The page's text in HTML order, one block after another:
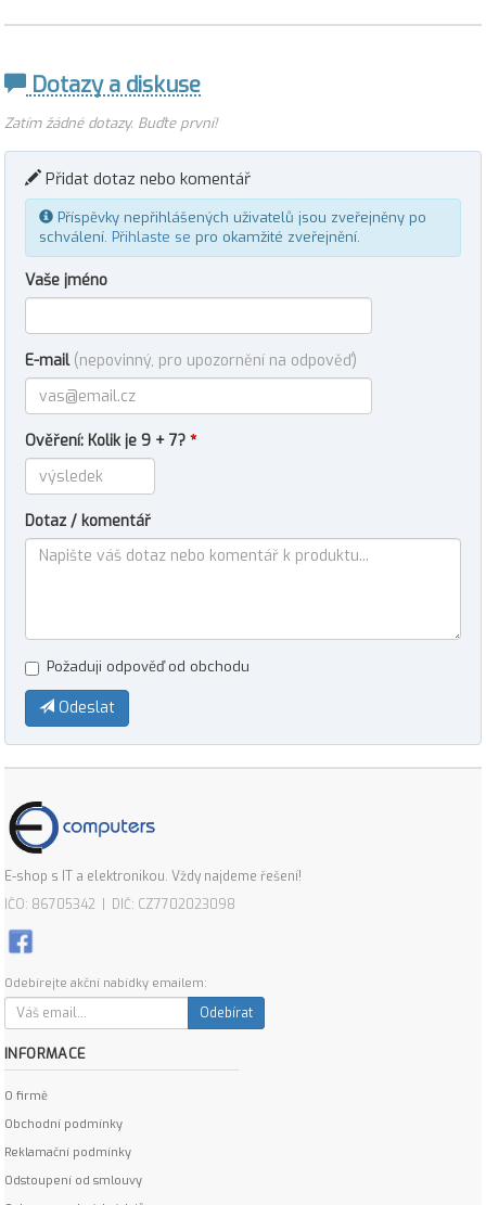
Dotazy a diskuse
Zatím žádné dotazy. Buďte první!
Přidat dotaz nebo komentář
Příspěvky nepřihlášených uživatelů jsou zveřejněny po
schválení. Přihlaste se pro okamžité zveřejnění.
Vaše jméno
E-mail (nepovinný, pro upozornění na odpověď)
Ověření: Kolik je 9 + 7? *
Dotaz / komentář
Požaduji odpověď od obchodu
Odeslat
E-shop s IT a elektronikou. Vždy najdeme řešení!
IČO: 86705342 | DIČ: CZ7702023098
Odebírejte akční nabídky emailem:
Odebírat
INFORMACE
O firmě
Obchodní podmínky
Reklamační podmínky
Odstoupení od smlouvy